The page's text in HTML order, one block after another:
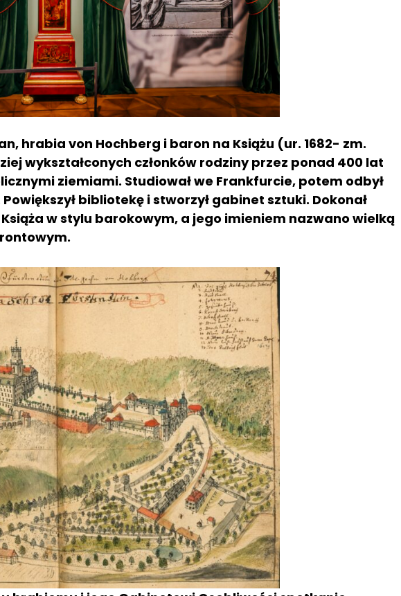
hrabia von Hochberg i baron na Książu (ur. 1682- zm.
wykształconych członków rodziny przez ponad 400 lat
ziemiami. Studiował we Frankfurcie, potem odbył
bibliotekę i stworzył gabinet sztuki. Dokonał
w stylu barokowym, a jego imieniem nazwano wielką